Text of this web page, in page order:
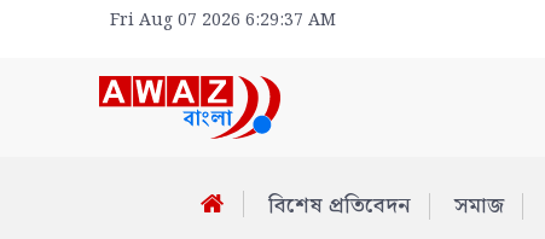
Fri Aug 07 2026 6:29:37 AM
বিশেষ প্রতিবেদন সমাজ